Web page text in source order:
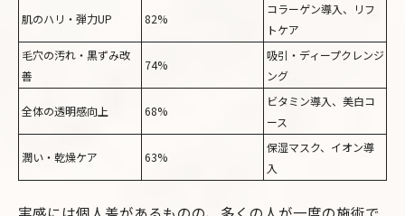
肌のハリ・弾力UP 82%
コラーゲン導入、リフ
トケア
毛穴の汚れ・黒ずみ改
善
74%
吸引・ディープクレンジ
ング
全体の透明感向上 68%
ビタミン導入、美白コ
ース
潤い・乾燥ケア 63%
保湿マスク、イオン導
入